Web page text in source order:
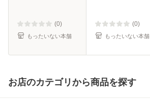
無料】
(0)
もったいない本舗
(0)
もったいない本舗
お店のカテゴリから商品を探す